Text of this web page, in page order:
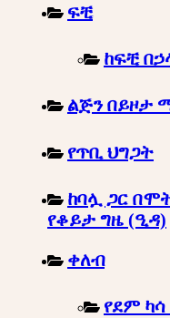
ፍቺ
ከፍቺ
ልጅን በይዞታ
የጥቢ ህግጋት
ከባሏ ጋር
የቆይታ ግዜ (ዒዳ)
ቀለብ
የደም